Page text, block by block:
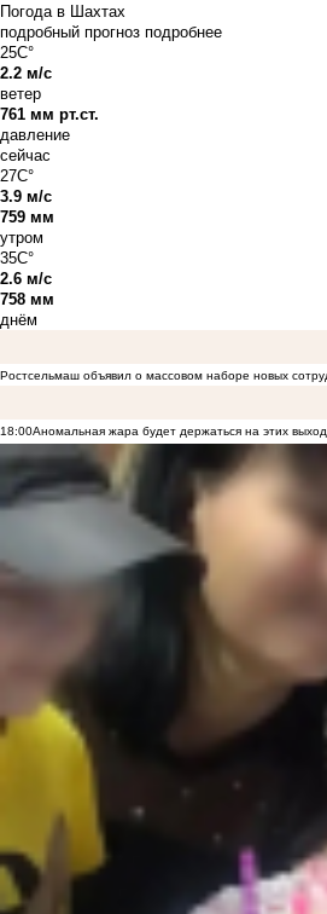
Погода в Шахтах
подробный прогноз подробнее
25C°
2.2 м/с
ветер
761 мм рт.ст.
давление
сейчас
27C°
3.9 м/с
759 мм
утром
35C°
2.6 м/с
758 мм
днём
Ростсельмаш объявил о массовом наборе новых
18:00Аномальная жара будет держаться на этих